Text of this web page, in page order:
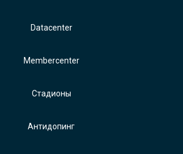
Datacenter
Membercenter
Стадионы
Антидопинг